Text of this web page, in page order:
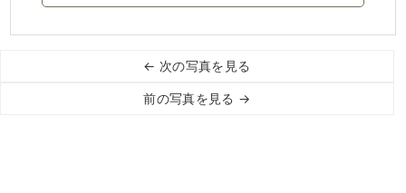
← 次の写真を見る
前の写真を見る →